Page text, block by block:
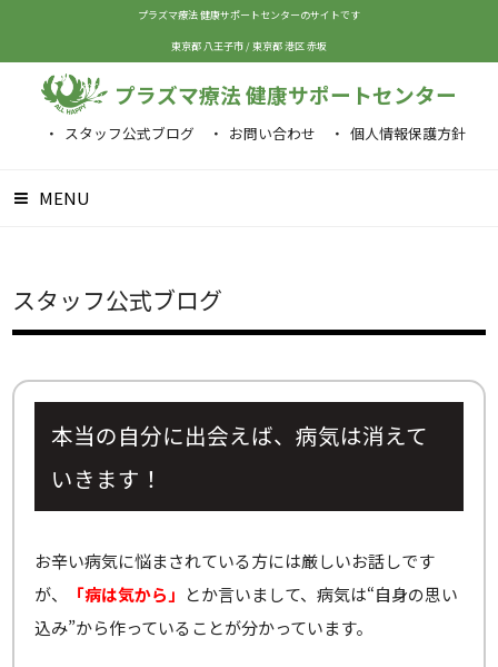
プラズマ療法 健康サポートセンターのサイトです
東京都 八王子市/東京都 港区 赤坂
プラズマ療法 健康サポートセンター
スタッフ公式ブログ お問い合わせ 個人情報保護方針
MENU
スタッフ公式ブログ
本当の自分に出会えば、病気は消えて
いきます！
お辛い病気に悩まされている方には厳しいお話しです
が、
「病は気から」 とか言いまして、病気は“自身の思い
込み”から作っていることが分かっています。